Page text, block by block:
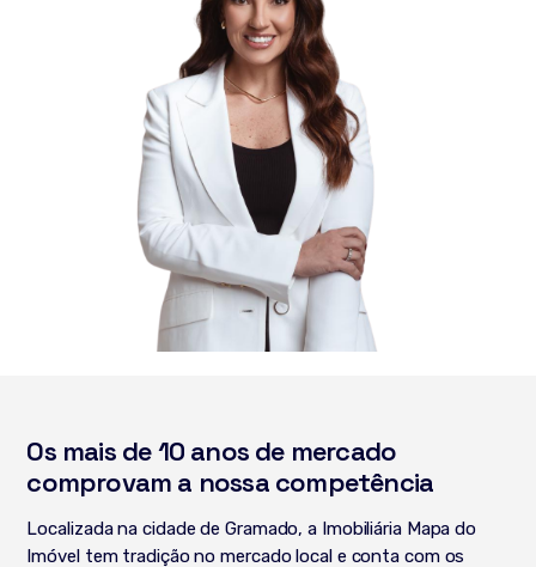
Os mais de 10 anos de mercado
comprovam a nossa competência
Localizada na cidade de Gramado, a Imobiliária Mapa do
Imóvel tem tradição no mercado local e conta com os